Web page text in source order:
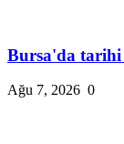
Bursa'da tarihi
Ağu 7, 2026 0